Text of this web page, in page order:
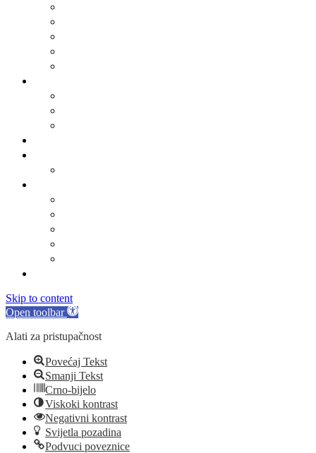
Skip to content
Open toolbar
Alati za pristupačnost
Povećaj Tekst
Smanji Tekst
Crno-bijelo
Viskoki kontrast
Negativni kontrast
Svijetla pozadina
Podvuci poveznice